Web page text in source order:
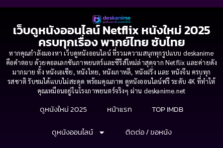
เว็บดูหนังออนไลน์ Netflix หนังใหม่ 2025
ครบทุกเรื่อง พากย์ไทย ซับไทย
หากคุณกำลังมองหา เว็บดูหนังออนไลน์ ที่รวมความสนุกทุกรูปแบบ deskanime
คือคำตอบ ด้วยคอลเลกชันภาพยนตร์และซีรีส์ใหม่ล่าสุดจาก Netflix และค่ายดัง
มากมาย ทั้ง หนังเอเชีย, หนังไทย, หนังเกาหลี, หนังฝรั่ง และ หนังจีน ครบทุก
รสชาติ รับชมได้แบบไม่สะดุด พร้อมคุณภาพ ดูหนังออนไลน์ฟรี ระดับ 4K ที่ทำให้
คุณเหมือนอยู่ในโรงภาพยนตร์จริงๆ ผ่าน deskanime.net
ดูหนังใหม่ 2025 หน้าแรก
TOP IMDB
ดูหนังออนไลน์
ติดต่อ / ขอหนัง